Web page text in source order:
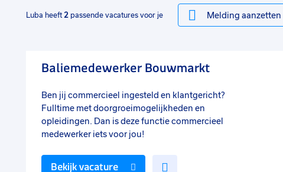
Luba heeft 2 passende vacatures voor je Melding aanzetten
Baliemedewerker Bouwmarkt
Ben jij commercieel ingesteld en klantgericht?
Fulltime met doorgroeimogelijkheden en
opleidingen. Dan is deze functie commercieel
medewerker iets voor jou!
Bekijk vacature